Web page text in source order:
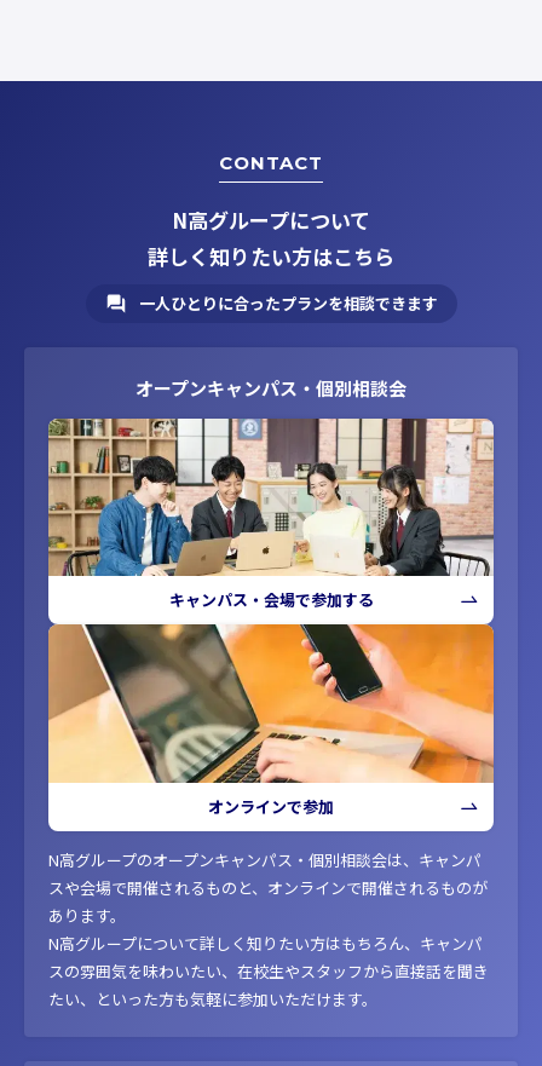
CONTACT
N高グループについて
詳しく知りたい方はこちら
一人ひとりに合ったプランを相談できます
オープンキャンパス・個別相談会
キャンパス・会場で参加する
オンラインで参加
N高グループのオープンキャンパス・個別相談会は、キャンパ
スや会場で開催されるものと、オンラインで開催されるものが
あります。
N高グループについて詳しく知りたい方はもちろん、キャンパ
スの雰囲気を味わいたい、在校生やスタッフから直接話を聞き
たい、といった方も気軽に参加いただけます。